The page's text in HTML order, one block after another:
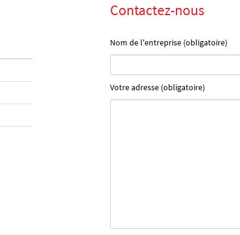
Contactez-nous
Nom de l'entreprise (obligatoire)
Votre adresse (obligatoire)